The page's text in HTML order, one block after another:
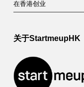
在香港创业
关于StartmeupHK